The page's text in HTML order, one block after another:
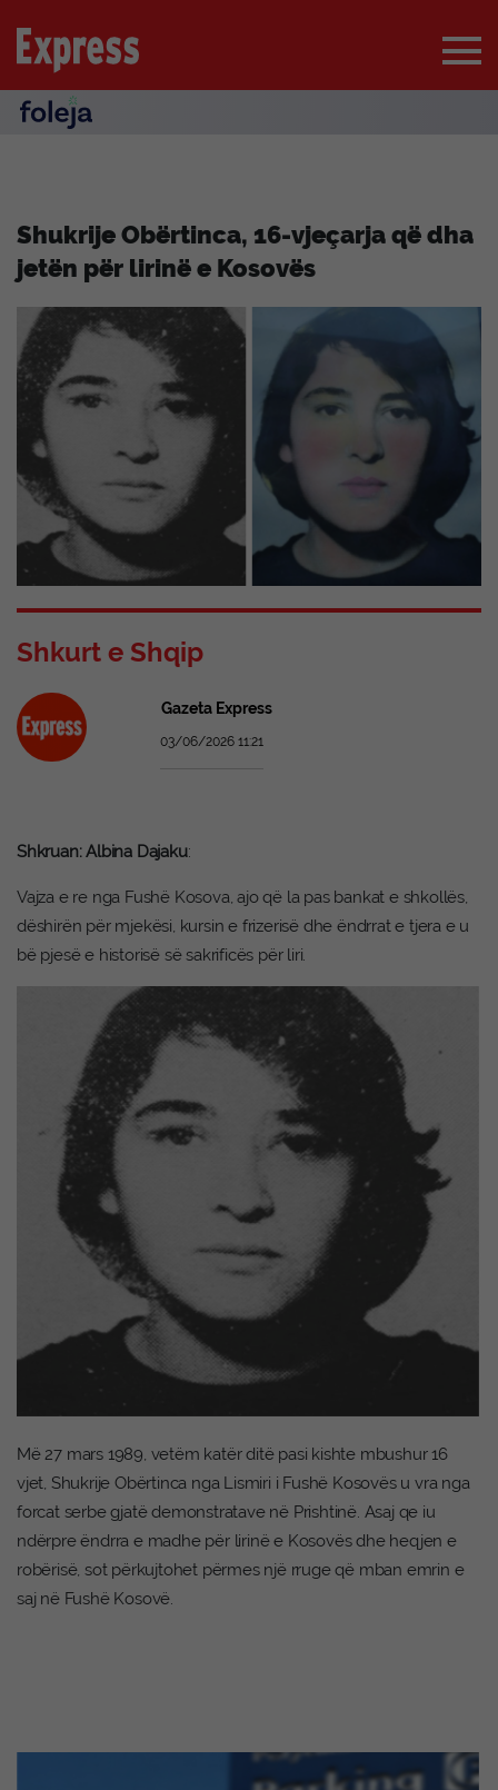
Shukrije Obërtinca, 16-vjeçarja që dha
jetën për lirinë e Kosovës
Shkurt e Shqip
Gazeta Express
03/06/2026 11:21
Shkruan: Albina Dajaku:
Vajza e re nga Fushë Kosova, ajo që la pas bankat e shkollës,
dëshirën për mjekësi, kursin e frizerisë dhe ëndrrat e tjera e u
bë pjesë e historisë së sakrificës për liri.
Më 27 mars 1989, vetëm katër ditë pasi kishte mbushur 16
vjet, Shukrije Obërtinca nga Lismiri i Fushë Kosovës u vra nga
forcat serbe gjatë demonstratave në Prishtinë. Asaj qe iu
ndërpre ëndrra e madhe për lirinë e Kosovës dhe heqjen e
robërisë, sot përkujtohet përmes një rruge që mban emrin e
saj në Fushë Kosovë.